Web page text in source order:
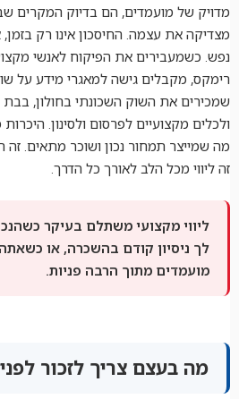
מדויק של מועמדים, הם בדיוק המקרים
מצדיקה את עצמה. החיסכון אינו רק
נפש. כשמעבירים את הפיקוח לאנשי
רימקס, מקבלים גישה למאגרי מידע על
שמכירים את השוק השכונתי בחולון, בבת
ולכלים מקצועיים לפרסום ולסינון.
מה שמייצר תמחור נכון ושוכר מתאים. זה
זה ליווי מכל הלב לאורך כל הדרך.
ליווי מקצועי משתלם בעיקר
לך ניסיון קודם בהשכרה, או כשאתה
מועמדים מתוך הרבה פניות.
מה בעצם צריך לזכור